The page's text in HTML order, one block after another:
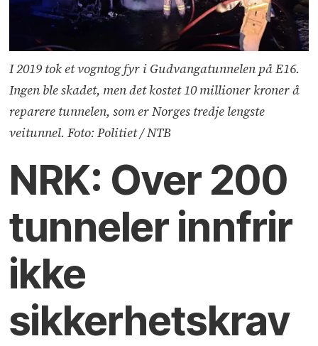
I 2019 tok et vogntog fyr i Gudvangatunnelen på E16.
Ingen ble skadet, men det kostet 10 millioner kroner å
reparere tunnelen, som er Norges tredje lengste
veitunnel. Foto: Politiet / NTB
NRK: Over 200
tunneler innfrir
ikke
sikkerhetskrav